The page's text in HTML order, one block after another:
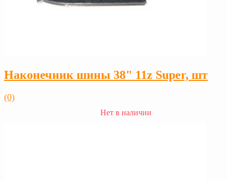
Наконечник шины 38" 11z Super, шт
(0)
Нет в наличии